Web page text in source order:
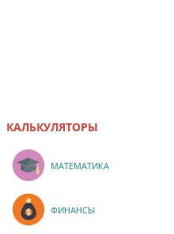
КАЛЬКУЛЯТОРЫ
МАТЕМАТИКА
ФИНАНСЫ